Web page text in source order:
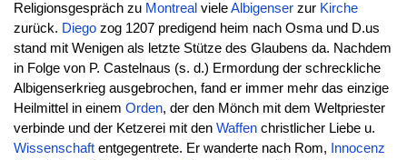
Religionsgespräch zu Montreal vieleAlbigenserzur Kirche
zurück. Diegozog 1207 predigend heim nach Osma und D.us
stand mit Wenigen als letzte Stütze des Glaubens da. Nachdem
in Folge von P. Castelnaus (s. d.) Ermordung der schreckliche
Albigenserkrieg ausgebrochen, fand er immer mehr das einzige
Heilmittel in einem Orden, der den Mönch mit dem Weltpriester
verbinde und der Ketzerei mit den Waffenchristlicher Liebe u.
Wissenschaftentgegentrete. Er wanderte nach Rom,
Innocenz